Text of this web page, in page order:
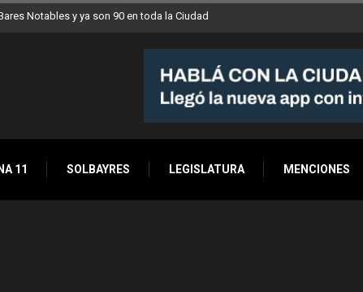
Notables y ya son 90 en toda la Ciudad
11 SOLBAYRES LEGISLATURA MENCIONES